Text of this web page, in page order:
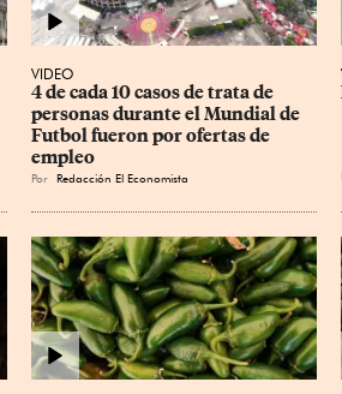
VIDEO
4 de cada 10 casos de trata de
personas durante el Mundial de
Futbol fueron por ofertas de
empleo
Por Redacción El Economista